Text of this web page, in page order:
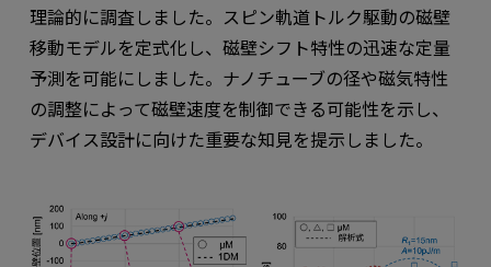
理論的に調査しました。スピン軌道トルク駆動の磁壁
移動モデルを定式化し、磁壁シフト特性の迅速な定量
予測を可能にしました。ナノチューブの径や磁気特性
の調整によって磁壁速度を制御できる可能性を示し、
デバイス設計に向けた重要な知見を提示しました。